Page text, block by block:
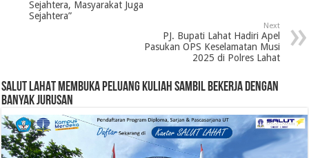
Sejahtera, Masyarakat Juga
Sejahtera”
Next
PJ. Bupati Lahat Hadiri Apel
Pasukan OPS Keselamatan Musi
2025 di Polres Lahat
SALUT LAHAT MEMBUKA PELUANG KULIAH SAMBIL BEKERJA DENGAN
BANYAK JURUSAN